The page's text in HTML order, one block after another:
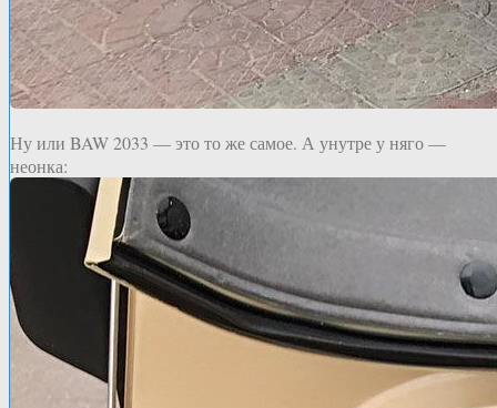
Ну или BAW 2033 — это то же самое. А унутре у няго —
неонка: